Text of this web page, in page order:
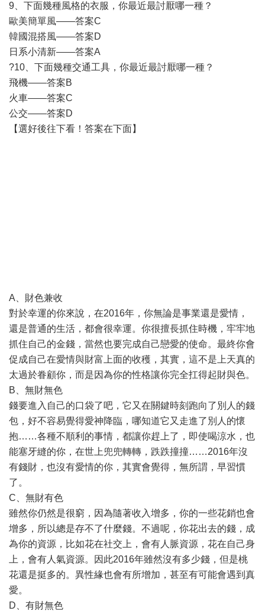
9、下面幾種風格的衣服，你最近最討厭哪一種？
歐美簡單風——答案C
韓國混搭風——答案D
日系小清新——答案A
?10、下面幾種交通工具，你最近最討厭哪一種？
飛機——答案B
火車——答案C
公交——答案D
【選好後往下看！答案在下面】
A、財色兼收
對於幸運的你來說，在2016年，你無論是事業還是愛情，
還是普通的生活，都會很幸運。你很擅長抓住時機，牢牢地
抓住自己的金錢，當然也要完成自己戀愛的使命。最終你會
促成自己在愛情與財富上面的收穫，其實，這不是上天真的
太過於眷顧你，而是因為你的性格讓你完全扛得起財與色。
B、​​無財無色
錢要進入自己的口袋了吧，它又在關鍵時刻跑向了別人的錢
包，好不容易覺得愛神降臨，哪知道它又走進了別人的懷
抱……各種不順利的事情，都讓你趕上了，即使喝涼水，也
能塞牙縫的你，在世上兜兜轉轉，跌跌撞撞……2016年沒
有錢財，也沒有愛情的你，其實會覺得，無所謂，早習慣
了。
C、無財有色
雖然你仍然是很窮，因為隨著​​收入增多，你的一些花銷也會
增多，所以總是存不了什麼錢。不過呢，你花出去的錢，成
為你的資源，比如花在社交上，會有人脈資源，花在自己身
上，會有人氣資源。因此2016年雖然沒有多少錢，但是桃
花還是挺多的。異性緣也會有所增加，甚至有可能會遇到真
愛。
D、有財無色